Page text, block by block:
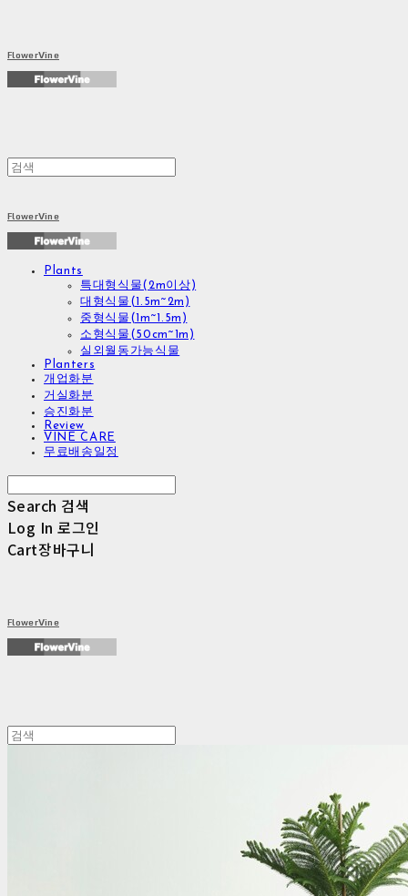
FlowerVine
FlowerVine
Plants
특대형식물(2m이상)
대형식물(1.5m~2m)
중형식물(1m~1.5m)
소형식물(50cm~1m)
실외월동가능식물
Planters
개업화분
거실화분
승진화분
Review
VINE CARE
무료배송일정
Search 검색
Log In 로그인
Cart장바구니
FlowerVine